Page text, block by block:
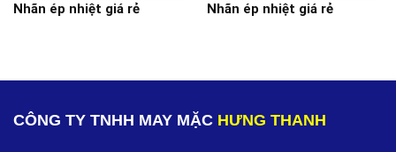
Nhãn ép nhiệt giá rẻ Nhãn ép nhiệt giá rẻ
CÔNG TY TNHH MAY MẶC HƯNG THANH